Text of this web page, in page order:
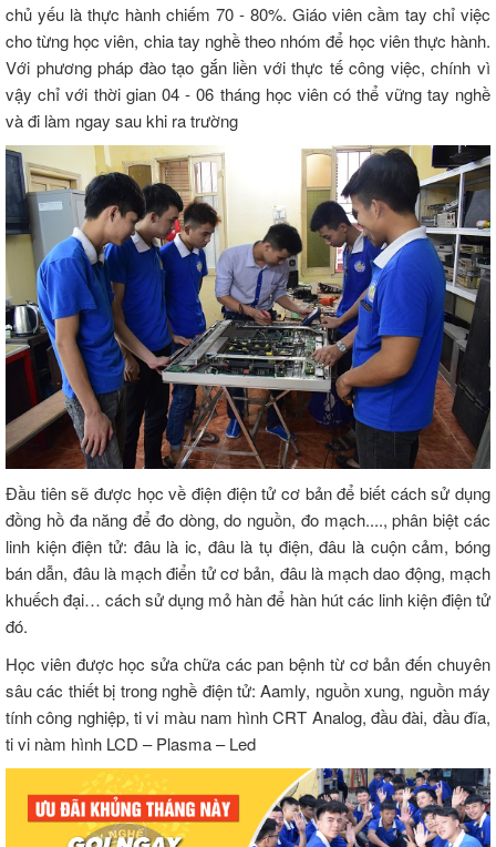
chủ yếu là thực hành chiếm 70 - 80%. Giáo viên cầm tay chỉ việc
cho từng học viên, chia tay nghề theo nhóm để học viên thực hành.
Với phương pháp đào tạo gắn liền với thực tế công việc, chính vì
vậy chỉ với thời gian 04 - 06 tháng học viên có thể vững tay nghề
và đi làm ngay sau khi ra trường
Đầu tiên sẽ được học về điện điện tử cơ bản để biết cách sử dụng
đồng hồ đa năng để đo dòng, do nguồn, đo mạch...., phân biệt các
linh kiện điện tử: đâu là ic, đâu là tụ điện, đâu là cuộn cảm, bóng
bán dẫn, đâu là mạch điển tử cơ bản, đâu là mạch dao động, mạch
khuếch đại… cách sử dụng mỏ hàn để hàn hút các linh kiện điện tử
đó.
Học viên được học sửa chữa các pan bệnh từ cơ bản đến chuyên
sâu các thiết bị trong nghề điện tử: Aamly, nguồn xung, nguồn máy
tính công nghiệp, ti vi màu nam hình CRT Analog, đầu đài, đầu đĩa,
ti vi nàm hình LCD – Plasma – Led